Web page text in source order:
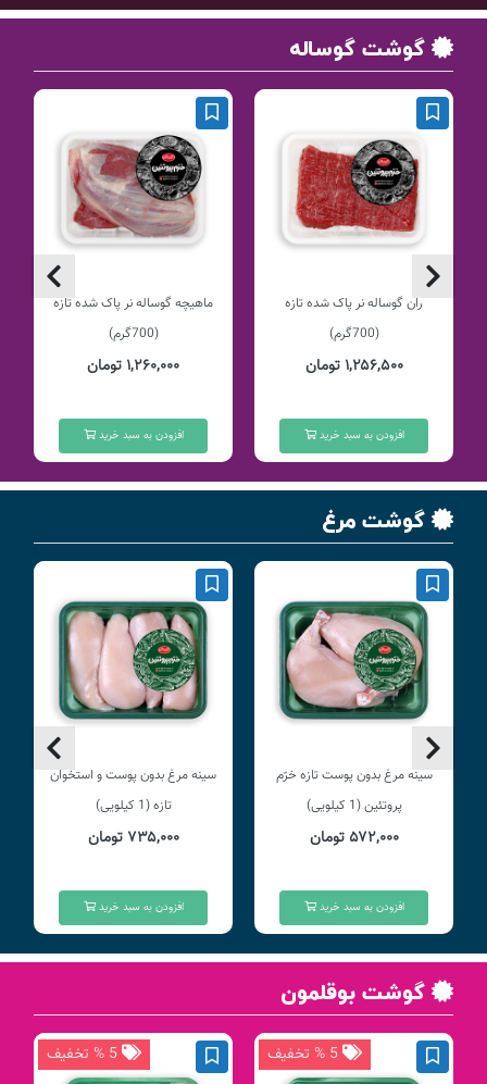
گوشت گوساله
ران گوساله نر پاک شده تازه
(700گرم)
۱,۲۵۶,۵۰۰ تومان
افزودن به سبد خرید
ماهیچه گوساله نر پاک شده تازه
(700گرم)
۱,۲۶۰,۰۰۰ تومان
افزودن به سبد خرید
گوشت مرغ
سینه مرغ بدون پوست تازه خرّم
پروتئین (1 کیلویی)
۵۷۲,۰۰۰ تومان
افزودن به سبد خرید
سینه مرغ بدون پوست و استخوان
تازه (1 کیلویی)
۷۳۵,۰۰۰ تومان
افزودن به سبد خرید
گوشت بوقلمون
5 % تخفیف 5 % تخفیف